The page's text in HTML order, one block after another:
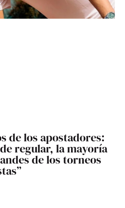
de los apostadores:
regular, la mayoría
de los torneos